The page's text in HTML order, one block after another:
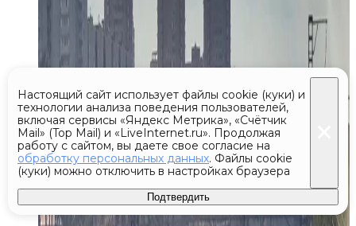
Настоящий сайт использует файлы cookie (куки) и
технологии анализа поведения пользователей,
включая сервисы «Яндекс Метрика», «Счётчик
Mail» (Top Mail) и «LiveInternet.ru». Продолжая
работу с сайтом, вы даете свое согласие на
обработку персональных данных. Файлы cookie
(куки) можно отключить в настройках браузера
Подтвердить